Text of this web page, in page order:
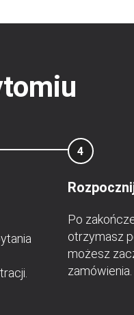
4
Po
otrzymasz
możesz
zamówienia.